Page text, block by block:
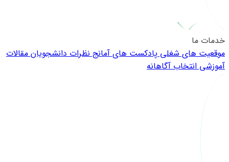
خدمات ما
موقعیت های شغلیپادکست های آمانجنظرات دانشجویانمقالات
آموزشیانتخاب آگاهانه